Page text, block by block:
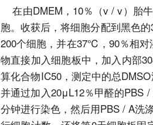
在由DMEM，10％（v / v）胎
胞。收获后，将细胞分配到黑色
200个细胞，并在37℃，90％相对
物直接加入细胞板中，加入内部
算化合物IC50，测定中的总
并通过加入20μL12％甲醛的PBS
分钟进行染色，然后用PBS / A洗